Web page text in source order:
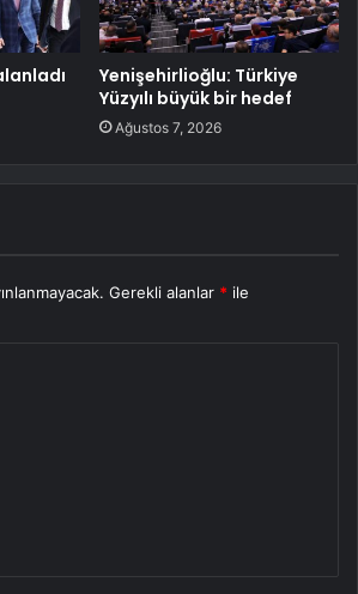
Yenişehirlioğlu: Türkiye
Yüzyılı büyük bir hedef
Ağustos 7, 2026
Gerekli alanlar * ile